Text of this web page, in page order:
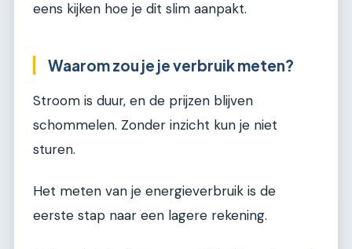
eens kijken hoe je dit slim aanpakt.
Waarom zou je je verbruik meten?
Stroom is duur, en de prijzen blijven
schommelen. Zonder inzicht kun je niet
sturen.
Het meten van je energieverbruik is de
eerste stap naar een lagere rekening.